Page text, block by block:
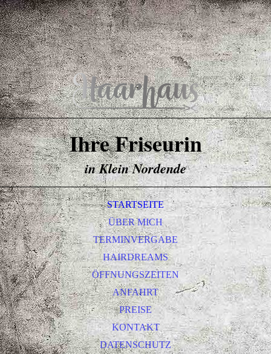
Ihre Friseurin
in Klein Nordende
STARTSEITE
ÜBER MICH
TERMINVERGABE
HAIRDREAMS
ÖFFNUNGSZEITEN
ANFAHRT
PREISE
KONTAKT
DATENSCHUTZ